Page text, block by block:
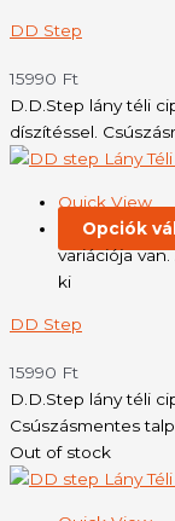
DD Step
15990 Ft
D.D.Step lány téli
díszítéssel.
Quick View
Opciók
variációja
ki
DD Step
15990 Ft
D.D.Step lány téli
Csúszásmentes
Out of stock